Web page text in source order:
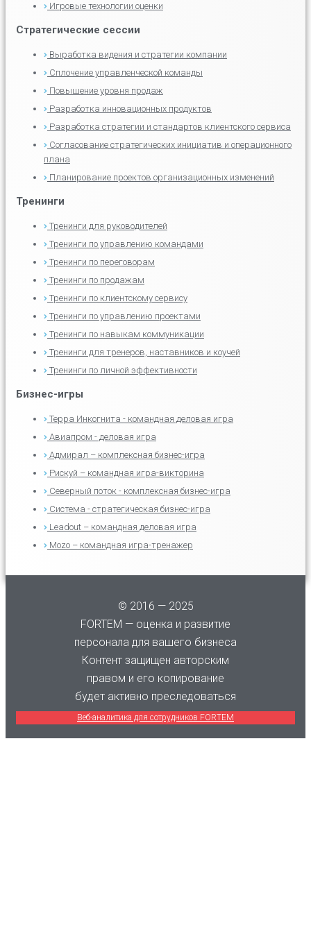
Игровые технологии оценки
Стратегические сессии
Выработка видения и стратегии компании
Сплочение управленческой команды
Повышение уровня продаж
Разработка инновационных продуктов
Разработка стратегии и стандартов клиентского сервиса
Согласование стратегических инициатив и операционного
плана
Планирование проектов организационных изменений
Тренинги
Тренинги для руководителей
Тренинги по управлению командами
Тренинги по переговорам
Тренинги по продажам
Тренинги по клиентскому сервису
Тренинги по управлению проектами
Тренинги по навыкам коммуникации
Тренинги для тренеров, наставников и коучей
Тренинги по личной эффективности
Бизнес-игры
Терра Инкогнита - командная деловая игра
Авиапром - деловая игра
Адмирал – комплексная бизнес-игра
Рискуй – командная игра-викторина
Северный поток - комплексная бизнес-игра
Система - стратегическая бизнес-игра
Leadout – командная деловая игра
Mozo – командная игра-тренажер
© 2016 — 2025
FORTEM — оценка и развитие
персонала для вашего бизнеса
Контент защищен авторским
правом и его копирование
будет активно преследоваться
Веб-аналитика для сотрудников FORTEM